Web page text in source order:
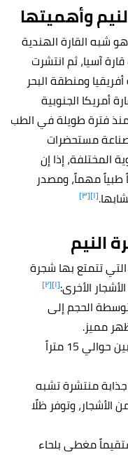
وأهميتها
شبه القارة الهندية
آسيا، ثم انتشرت
ومنطقة البحر
أمريكا الجنوبية
فترة طويلة في الطب
مستحضرات
المختلفة، إذا إن
طبياً مهماً، ومصدر
[١] [٣]
النيم
تتمتع بها شجرة
الأخرى:[١] [٢]
الحجم إلى
مميز.
يمكن أن يتراوح ارتفاع أشجار النيم بين حوالي 15 متراً
منتشرة تشبه
الأشجار، وتوفر ظلًا
مغطى بلحاء